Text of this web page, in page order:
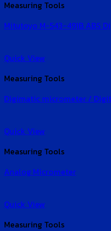
Measuring Tools
Mitutoyo M-543-491B ABS
Quick View
Measuring Tools
Digimatic micrometer /
Quick View
Measuring Tools
Analog Micrometer
Quick View
Measuring Tools